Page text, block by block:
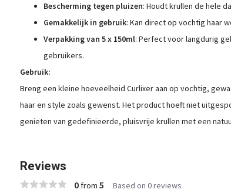
Bescherming tegen pluizen: Houdt krullen de hele
Gemakkelijk in gebruik: Kan direct op vochtig haar
Verpakking van 5 x 150ml: Perfect voor langdurig
gebruikers.
Gebruik:
Breng een kleine hoeveelheid Curlixer aan op vochtig,
haar en style zoals gewenst. Het product hoeft niet
genieten van gedefinieerde, pluisvrije krullen met een
Reviews
0from 5 Based on 0 reviews